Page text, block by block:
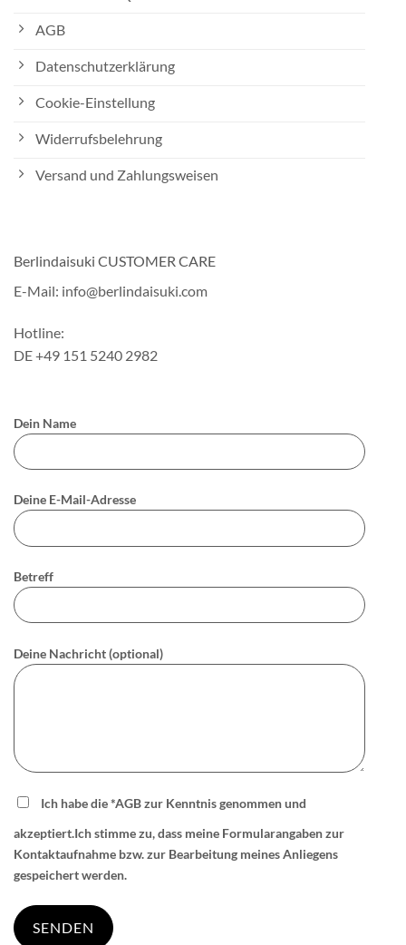
AGB
Datenschutzerklärung
Cookie-Einstellung
Widerrufsbelehrung
Versand und Zahlungsweisen
Berlindaisuki CUSTOMER CARE
E-Mail: info@berlindaisuki.com
Hotline:
DE +49 151 5240 2982
Dein Name
Deine E-Mail-Adresse
Betreff
Deine Nachricht (optional)
Ich habe die*AGBzur Kenntnis genommen und
akzeptiert.Ich stimme zu, dass meine Formularangaben zur
Kontaktaufnahme bzw. zur Bearbeitung meines Anliegens
gespeichert werden.